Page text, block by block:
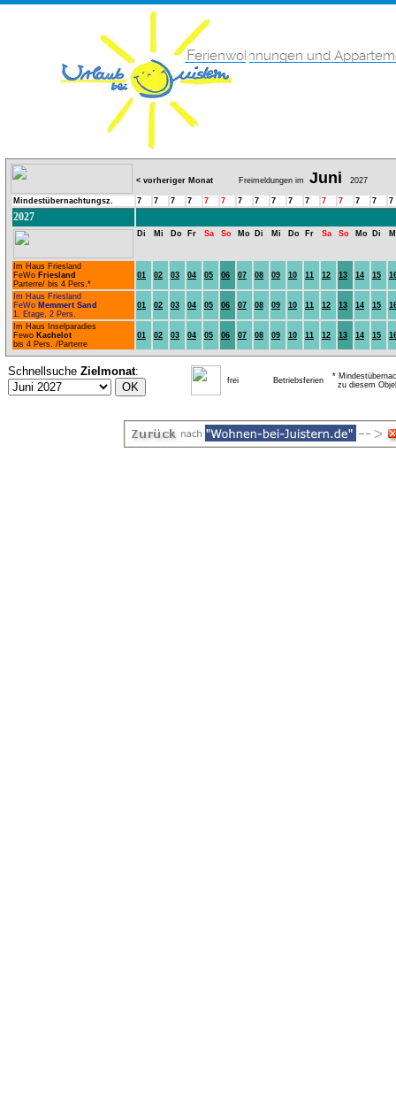
< vorheriger Monat Freimeldungen im Juni 2027
Mindestübernachtungsz. 7 7 7 7 7 7 7 7 7 7 7 7 7 7 7 7
2027
Di Mi Do Fr Sa So Mo Di Mi Do Fr Sa So Mo Di
Im Haus Friesland
FeWo Friesland
Parterre/ bis 4 Pers.*
01 02 03 04 05 06 07 08 09 10 11 12 13 14 15
Im Haus Friesland
FeWo Memmert Sand
1. Etage, 2 Pers.
01 02 03 04 05 06 07 08 09 10 11 12 13 14 15
Im Haus Inselparadies
Fewo Kachelot
bis 4 Pers. /Parterre
01 02 03 04 05 06 07 08 09 10 11 12 13 14 15
Schnellsuche Zielmonat:
frei Betriebsferien
*
zu diesem